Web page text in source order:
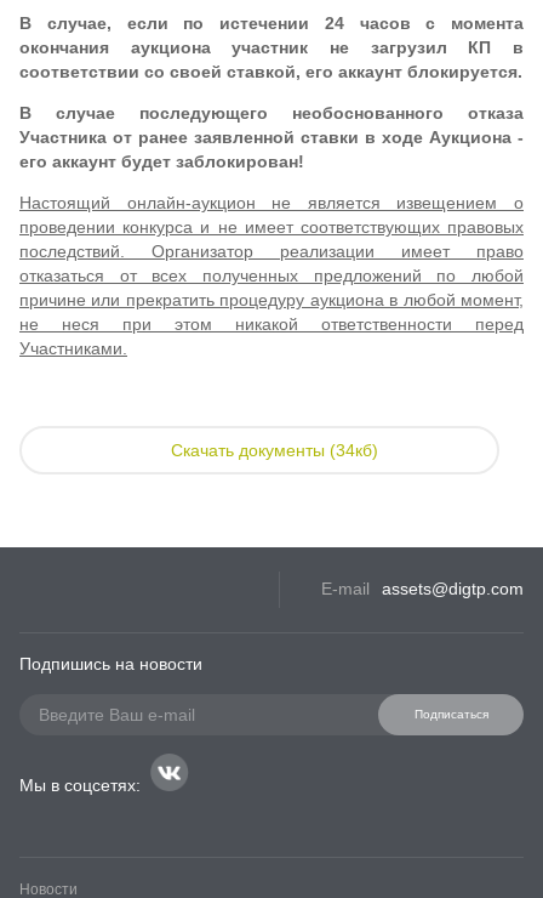
В случае, если по истечении 24 часов с момента
окончания аукциона участник не загрузил КП в
соответствии со своей ставкой, его аккаунт блокируется.
В случае последующего необоснованного отказа
Участника от ранее заявленной ставки в ходе Аукциона -
его аккаунт будет заблокирован!
Настоящий онлайн-аукцион не является извещением о
проведении конкурса и не имеет соответствующих правовых
последствий. Организатор реализации имеет право
отказаться от всех полученных предложений по любой
причине или прекратить процедуру аукциона в любой момент,
не неся при этом никакой ответственности перед
Участниками.
Скачать документы (34кб)
E-mail assets@digtp.com
Подпишись на новости
Подписаться
Мы в соцсетях:
Новости